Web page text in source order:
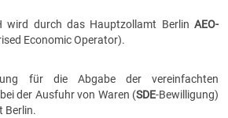
wird durch das Hauptzollamt Berlin AEO-
Economic Operator).
für die Abgabe der vereinfachten
der Ausfuhr von Waren (SDE-Bewilligung)
Berlin.